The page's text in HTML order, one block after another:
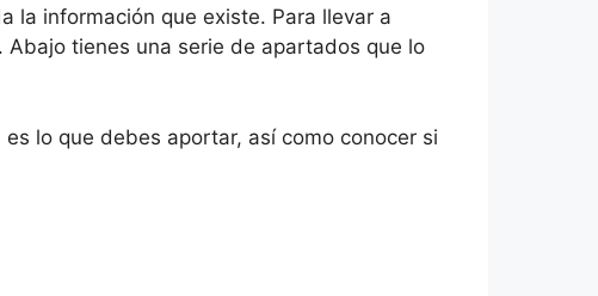
la información que existe. Para llevar a
tienes una serie de apartados que lo
lo que debes aportar, así como conocer si